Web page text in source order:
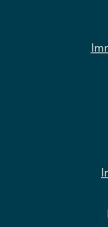
Guardar